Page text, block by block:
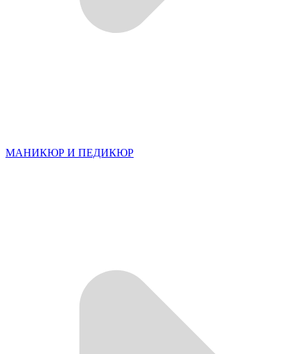
МАНИКЮР И ПЕДИКЮР